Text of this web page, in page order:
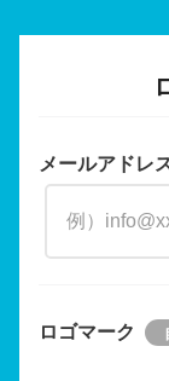
メールアドレ
ロゴマーク